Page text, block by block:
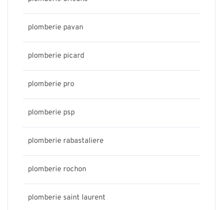
plomberie pavan
plomberie picard
plomberie pro
plomberie psp
plomberie rabastaliere
plomberie rochon
plomberie saint laurent